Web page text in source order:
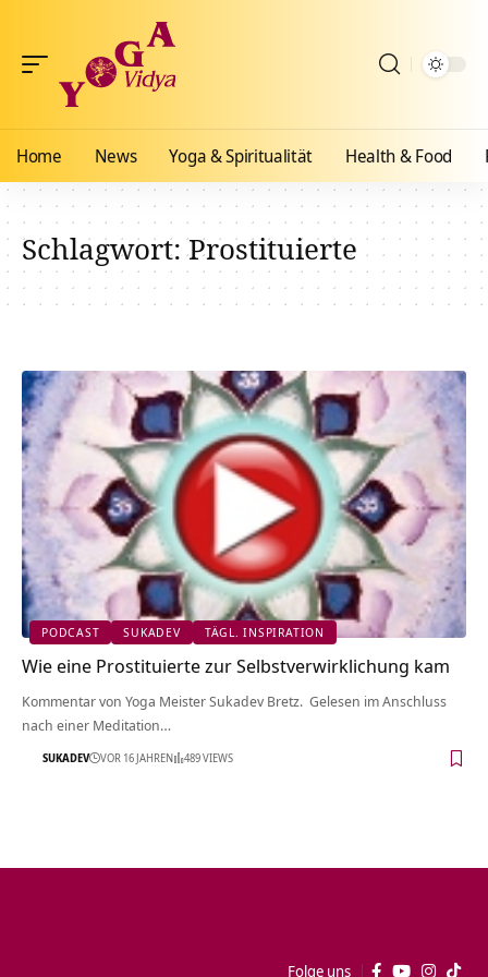
Home News Yoga & Spiritualität Health & Food
Schlagwort:Prostituierte
PODCAST SUKADEV TÄGL. INSPIRATION
Wie eine Prostituierte zur Selbstverwirklichung kam
Kommentar von Yoga Meister Sukadev Bretz. Gelesen im Anschluss
nach einer Meditation…
SUKADEV VOR 16 JAHREN 489 VIEWS
Folge uns